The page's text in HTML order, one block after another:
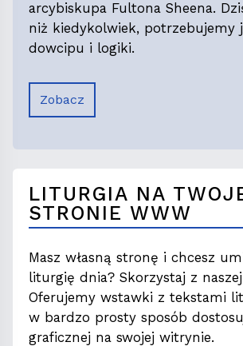
arcybiskupa Fultona Sheena.
niż kiedykolwiek, potrzebujemy
dowcipu i logiki.
Zobacz
LITURGIA NA
STRONIE WWW
Masz własną stronę i chcesz
liturgię dnia? Skorzystaj z
Oferujemy wstawki z tekstami
w bardzo prosty sposób
graficznej na swojej witrynie.